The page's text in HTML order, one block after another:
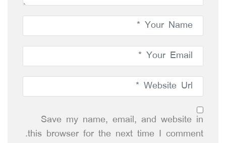
Save my name, email, and website in
this browser for the next time I comment.